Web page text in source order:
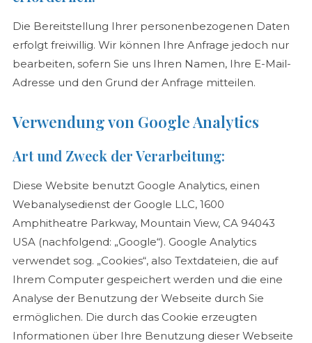
Die Bereitstellung Ihrer personenbezogenen Daten
erfolgt freiwillig. Wir können Ihre Anfrage jedoch nur
bearbeiten, sofern Sie uns Ihren Namen, Ihre E-Mail-
Adresse und den Grund der Anfrage mitteilen.
Verwendung von Google Analytics
Art und Zweck der Verarbeitung:
Diese Website benutzt Google Analytics, einen
Webanalysedienst der Google LLC, 1600
Amphitheatre Parkway, Mountain View, CA 94043
USA (nachfolgend: „Google“). Google Analytics
verwendet sog. „Cookies“, also Textdateien, die auf
Ihrem Computer gespeichert werden und die eine
Analyse der Benutzung der Webseite durch Sie
ermöglichen. Die durch das Cookie erzeugten
Informationen über Ihre Benutzung dieser Webseite